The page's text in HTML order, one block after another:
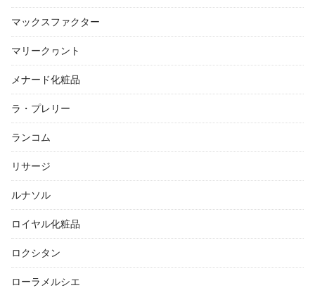
マックスファクター
マリークヮント
メナード化粧品
ラ・プレリー
ランコム
リサージ
ルナソル
ロイヤル化粧品
ロクシタン
ローラメルシエ